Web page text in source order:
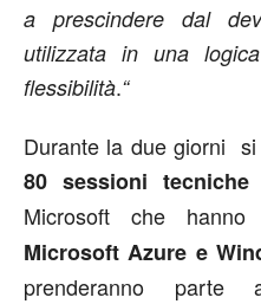
a prescindere dal
utilizzata in una
flessibilità.“
Durante la due giorni
80 sessioni tecniche
Microsoft che
Microsoft Azure e
prenderanno parte